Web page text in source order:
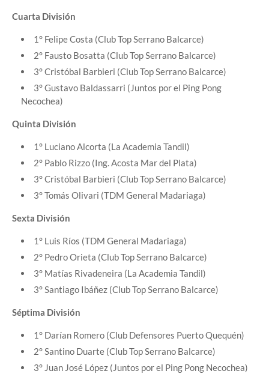
Cuarta División
1° Felipe Costa (Club Top Serrano Balcarce)
2° Fausto Bosatta (Club Top Serrano Balcarce)
3° Cristóbal Barbieri (Club Top Serrano Balcarce)
3° Gustavo Baldassarri (Juntos por el Ping Pong
Necochea)
Quinta División
1° Luciano Alcorta (La Academia Tandil)
2° Pablo Rizzo (Ing. Acosta Mar del Plata)
3° Cristóbal Barbieri (Club Top Serrano Balcarce)
3° Tomás Olivari (TDM General Madariaga)
Sexta División
1° Luis Ríos (TDM General Madariaga)
2° Pedro Orieta (Club Top Serrano Balcarce)
3° Matías Rivadeneira (La Academia Tandil)
3° Santiago Ibáñez (Club Top Serrano Balcarce)
Séptima División
1° Darían Romero (Club Defensores Puerto Quequén)
2° Santino Duarte (Club Top Serrano Balcarce)
3° Juan José López (Juntos por el Ping Pong Necochea)